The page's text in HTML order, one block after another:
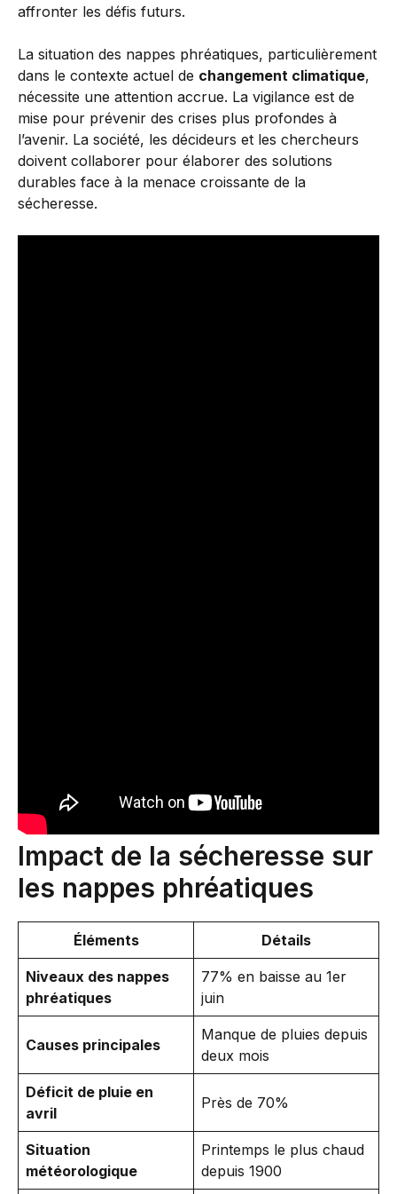
affronter les défis futurs.
La situation des nappes phréatiques, particulièrement
dans le contexte actuel de changement climatique,
nécessite une attention accrue. La vigilance est de
mise pour prévenir des crises plus profondes à
l’avenir. La société, les décideurs et les chercheurs
doivent collaborer pour élaborer des solutions
durables face à la menace croissante de la
sécheresse.
Impact de la sécheresse sur
les nappes phréatiques
Éléments Détails
Niveaux des nappes
phréatiques
77% en baisse au 1er
juin
Causes principales
Manque de pluies depuis
deux mois
Déficit de pluie en
avril
Près de 70%
Situation
météorologique
Printemps le plus chaud
depuis 1900